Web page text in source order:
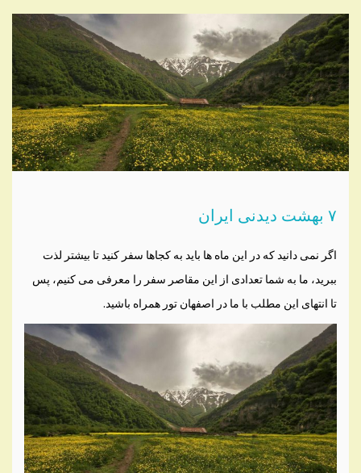
۷ بهشت دیدنی ایران
اگر نمی دانید که در این ماه ها باید به کجاها سفر کنید تا بیشتر لذت
ببرید، ما به شما تعدادی از این مقاصر سفر را معرفی می کنیم، پس
تا انتهای این مطلب با ما در اصفهان تور همراه باشید.